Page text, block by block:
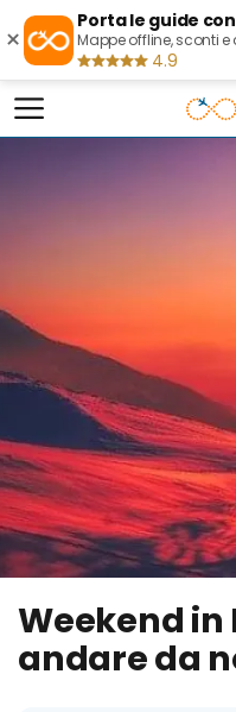
×
Porta le guide
Mappe offline, sconti e
4.9
Weekend
andare da